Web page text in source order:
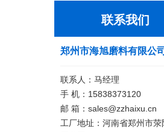
联系我们
郑州市海旭磨料有限公司
联系人：马经理
手 机：15838373120
邮 箱：sales@zzhaixu.cn
工厂地址：河南省郑州市荥